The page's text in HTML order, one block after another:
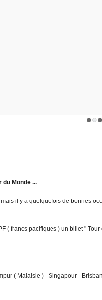
du Monde ...
il y a quelquefois de bonnes
( francs pacifiques ) un billet " Tour
( Malaisie ) - Singapour -